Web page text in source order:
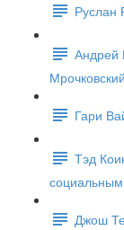
Руслан
Андрей
Гари
Тэд
Джош